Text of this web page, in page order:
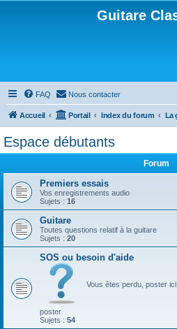
Guitare
FAQ Nous contacter
Accueil Portail Index du forum
Espace débutants
Forum
Premiers essais
Vos enregistrements audio
Sujets : 16
Guitare
Toutes questions relatif à la guitare
Sujets : 20
SOS ou besoin d'aide
Vous êtes perdu, poster
poster
Sujets : 54